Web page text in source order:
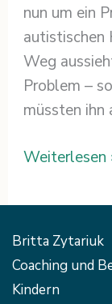
nun um ein
autistischen
Weg
Problem –
müssten
Weiterlesen
Britta Zytariuk
Coaching und
Kindern